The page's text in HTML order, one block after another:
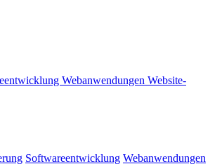
Webanwendungen Website-
Softwareentwicklung Webanwendungen